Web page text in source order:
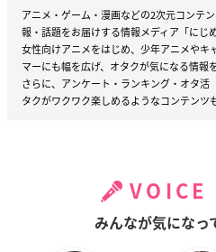
アニメ・ゲーム・漫画などの2次元コンテ
報・話題をお届けする情報メディア「にじ
女性向けアニメをはじめ、少年アニメやキ
マーにも幅を広げ、オタクが気になる情報
さらに、アンケート・ランキング・オタ活
タクがワクワク楽しめるようなコンテンツ
VOICE
みんなが気になっ